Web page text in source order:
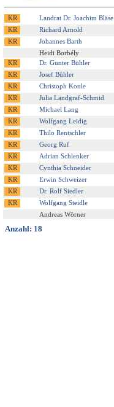
Landrat Dr. Joachim Bläse
Richard Arnold
Johannes Barth
Heidi Borbély
Dr. Gunter Bühler
Josef Bühler
Christoph Konle
Julia Landgraf-Schmid
Michael Lang
Wolfgang Leidig
Thilo Rentschler
Georg Ruf
Adrian Schlenker
Cynthia Schneider
Erwin Schweizer
Dr. Rolf Siedler
Wolfgang Steidle
Andreas Wörner
Anzahl: 18